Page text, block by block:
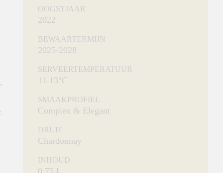
OOGSTJAAR
2022
BEWAARTERMIJN
2025-2028
SERVEERTEMPERATUUR
11-13°C
SMAAKPROFIEL
Complex & Elegant
DRUIF
Chardonnay
INHOUD
0.75 L